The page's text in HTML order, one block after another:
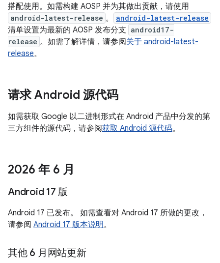
搭配使用。如需构建 AOSP 并为其做出贡献，请使用
android-latest-release 。 android-latest-release
清单设置为最新的 AOSP 发布分支 android17-
release 。如需了解详情，请参阅关于 android-latest-
release。
请求 Android 源代码
如需获取 Google 以二进制形式在 Android 产品中分发的第
三方组件的源代码，请参阅获取 Android 源代码。
2026 年 6 月
Android 17 版
Android 17 已发布。 如需查看对 Android 17 所做的更改，
请参阅 Android 17 版本说明。
其他 6 月网站更新